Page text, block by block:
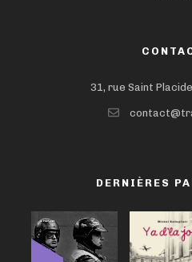
31, rue Saint
DERNIÈRES